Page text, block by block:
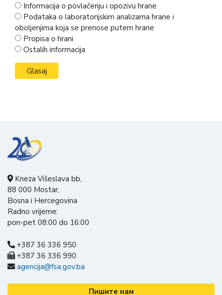
Informacija o povlačenju i opozivu hrane
Podataka o laboratorijskim analizama hrane i
oboljenjima koja se prenose putem hrane
Propisa o hrani
Ostalih informacija
Kneza Višeslava bb,
88 000 Mostar,
Bosna i Hercegovina
Radno vrijeme:
pon-pet 08:00 do 16:00
+387 36 336 950
+387 36 336 990
agencija@fsa.gov.ba
Пишите нам